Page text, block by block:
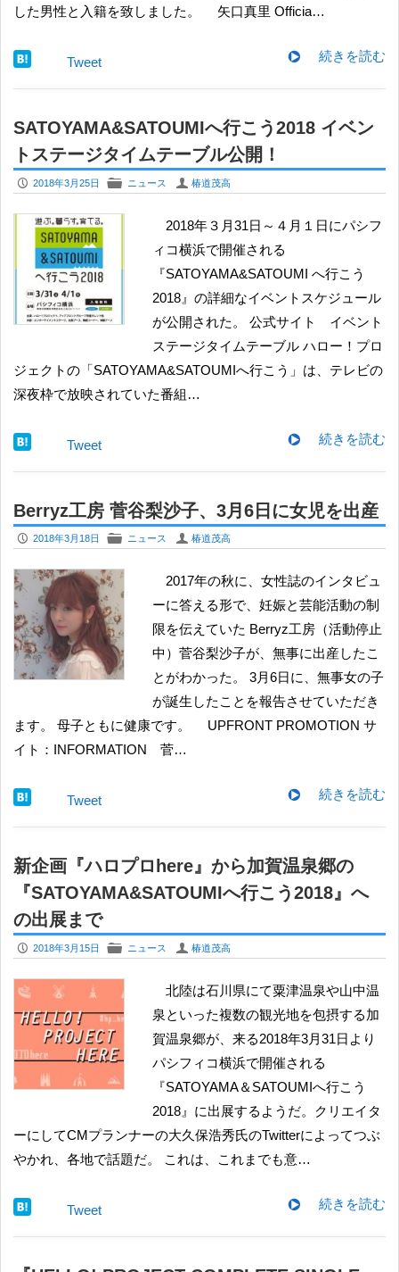
した男性と入籍を致しました。 矢口真里 Officia…
続きを読む
Tweet
SATOYAMA&SATOUMIへ行こう2018 イベン
トステージタイムテーブル公開！
P 2018年3月25日 F ニュース U 椿道茂高
2018年３月31日～４月１日にパシフ
ィコ横浜で開催される
『SATOYAMA&SATOUMI へ行こう
2018』の詳細なイベントスケジュール
が公開された。 公式サイト イベント
ステージタイムテーブル ハロー！プロ
ジェクトの「SATOYAMA&SATOUMIへ行こう」は、テレビの
深夜枠で放映されていた番組…
続きを読む
Tweet
Berryz工房 菅谷梨沙子、3月6日に女児を出産
P 2018年3月18日 F ニュース U 椿道茂高
2017年の秋に、女性誌のインタビュ
ーに答える形で、妊娠と芸能活動の制
限を伝えていた Berryz工房（活動停止
中）菅谷梨沙子が、無事に出産したこ
とがわかった。 3月6日に、無事女の子
が誕生したことを報告させていただき
ます。 母子ともに健康です。 UPFRONT PROMOTION サ
イト：INFORMATION 菅…
続きを読む
Tweet
新企画『ハロプロhere』から加賀温泉郷の
『SATOYAMA&SATOUMIへ行こう2018』へ
の出展まで
P 2018年3月15日 F ニュース U 椿道茂高
北陸は石川県にて粟津温泉や山中温
泉といった複数の観光地を包摂する加
賀温泉郷が、来る2018年3月31日より
パシフィコ横浜で開催される
『SATOYAMA＆SATOUMIへ行こう
2018』に出展するようだ。クリエイタ
ーにしてCMプランナーの大久保浩秀氏のTwitterによってつぶ
やかれ、各地で話題だ。 これは、これまでも意…
続きを読む
Tweet